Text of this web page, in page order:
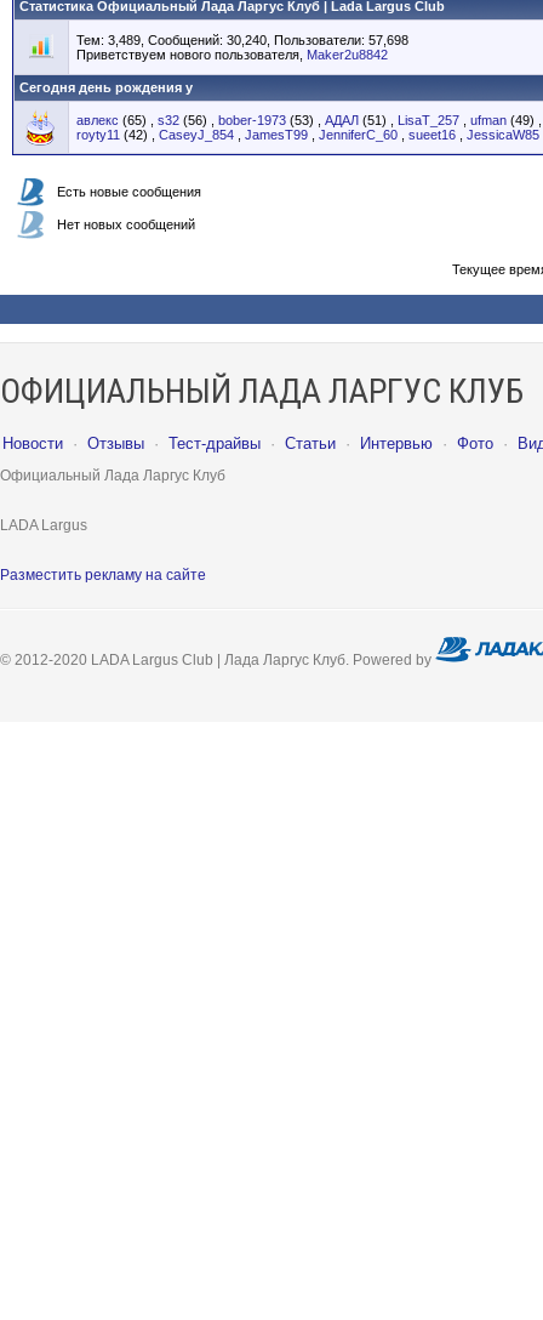
Статистика Официальный Лада Ларгус Клуб | Lada Largus Club
Тем: 3,489, Сообщений: 30,240, Пользователи: 57,698
Приветствуем нового пользователя, Maker2u8842
Сегодня день рождения у
авлекс (65) s32 (56) bober-1973 (53) АДАЛ (51) LisaT_257 ufman (49)
royty11 (42) CaseyJ_854 JamesT99 JenniferC_60 sueet16 JessicaW85
Есть новые сообщения
Нет новых сообщений
Текущее
ОФИЦИАЛЬНЫЙ ЛАДА ЛАРГУС КЛУБ
Новости · Отзывы · Тест-драйвы · Статьи · Интервью · Фото ·
Официальный Лада Ларгус Клуб
LADA Largus
Разместить рекламу на сайте
© 2012-2020 LADA Largus Club | Лада Ларгус Клуб. Powered by